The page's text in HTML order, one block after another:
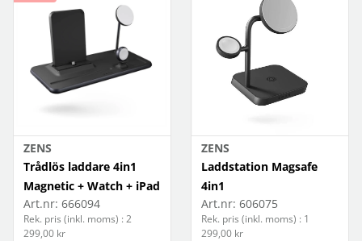
ZENS
Trådlös laddare 4in1
Magnetic + Watch + iPad
Art.nr: 666094
Rek. pris (inkl. moms) : 2
299,00 kr
ZENS
Laddstation Magsafe
4in1
Art.nr: 606075
Rek. pris (inkl. moms) : 1
299,00 kr